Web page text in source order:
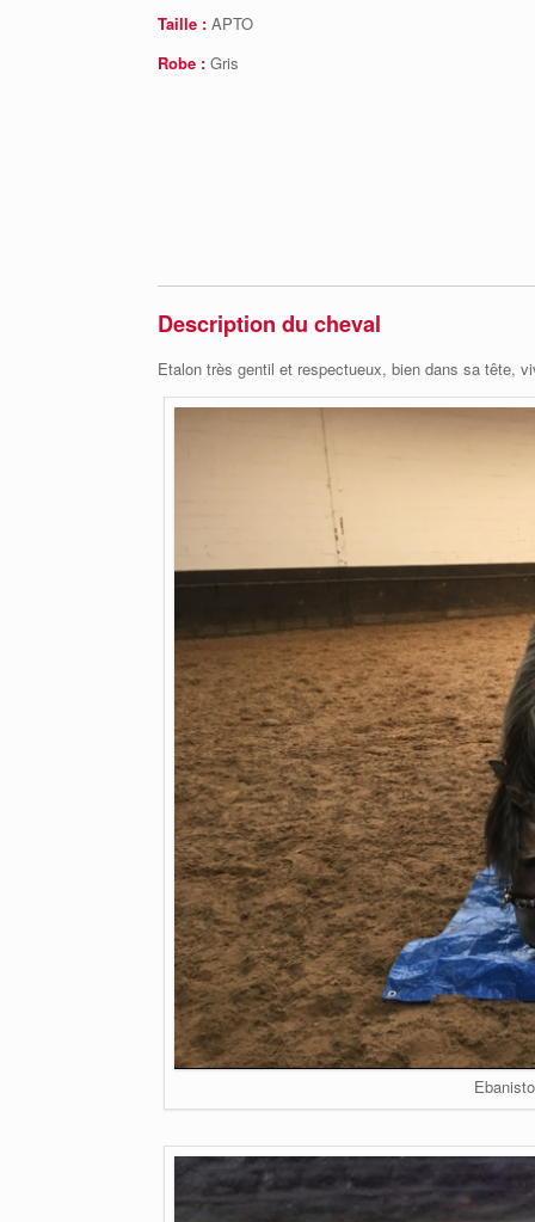
Taille : APTO
Robe : Gris
Description du cheval
Etalon très gentil et respectueux, bien dans sa tête,